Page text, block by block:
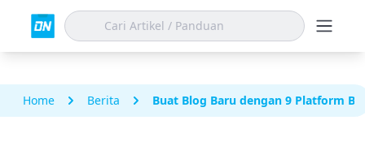
Home Berita Buat Blog Baru dengan 9 Platform